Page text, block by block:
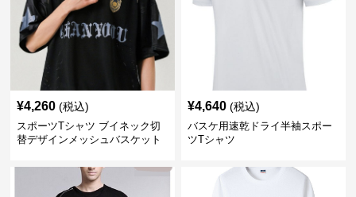
¥4,260 (税込)
スポーツTシャツ ブイネック切
替デザインメッシュバスケット
¥4,640 (税込)
バスケ用速乾ドライ半袖スポー
ツTシャツ